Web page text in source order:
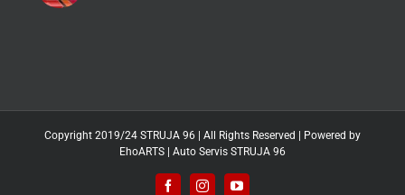
Copyright 2019/24 STRUJA 96 | All Rights Reserved | Powered by
EhoARTS | Auto Servis STRUJA 96
FacebookInstagramYouTube